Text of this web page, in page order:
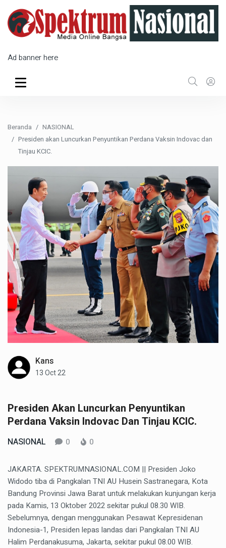
Ad banner here
Beranda
NASIONAL
Presiden akan Luncurkan Penyuntikan Perdana Vaksin Indovac dan
Tinjau KCIC.
Kans
13 Oct 22
Presiden Akan Luncurkan Penyuntikan
Perdana Vaksin Indovac Dan Tinjau KCIC.
NASIONAL 0 0
JAKARTA. SPEKTRUMNASIONAL.COM || Presiden Joko
Widodo tiba di Pangkalan TNI AU Husein Sastranegara, Kota
Bandung Provinsi Jawa Barat untuk melakukan kunjungan kerja
pada Kamis, 13 Oktober 2022 sekitar pukul 08.30 WIB.
Sebelumnya, dengan menggunakan Pesawat Kepresidenan
Indonesia-1, Presiden lepas landas dari Pangkalan TNI AU
Halim Perdanakusuma, Jakarta, sekitar pukul 08.00 WIB.